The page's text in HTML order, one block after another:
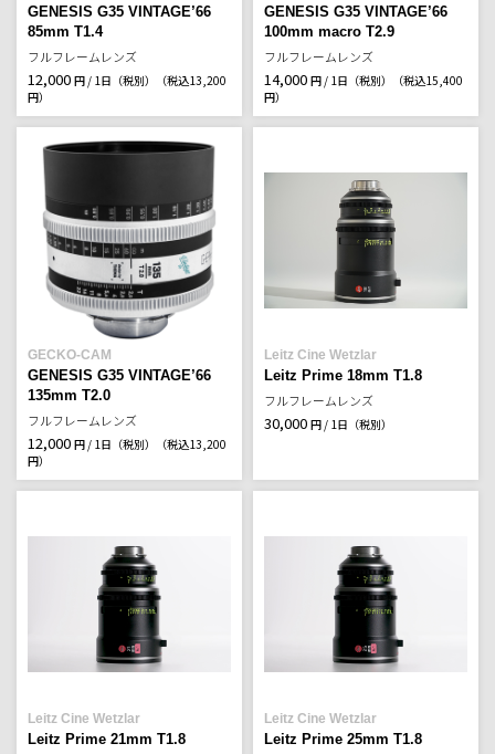
GENESIS G35 VINTAGE’66
85mm T1.4
フルフレームレンズ
12,000 円 / 1日（税別）
（税込13,200
円）
GENESIS G35 VINTAGE’66
100mm macro T2.9
フルフレームレンズ
14,000 円 / 1日（税別）
（税込15,400
円）
GECKO-CAM
GENESIS G35 VINTAGE’66
135mm T2.0
フルフレームレンズ
12,000 円 / 1日（税別）
（税込13,200
円）
Leitz Cine Wetzlar
Leitz Prime 18mm T1.8
フルフレームレンズ
30,000 円 / 1日（税別）
Leitz Cine Wetzlar
Leitz Prime 21mm T1.8
Leitz Cine Wetzlar
Leitz Prime 25mm T1.8